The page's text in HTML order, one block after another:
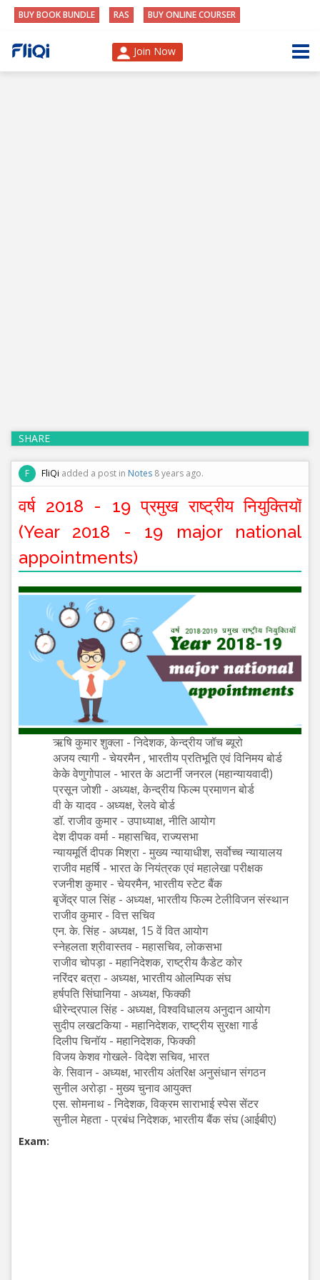
BUY BOOK BUNDLE RAS BUY ONLINE COURSER
Join Now
SHARE
F FliQi added a post in Notes 8 years ago.
वर्ष 2018 - 19 प्रमुख राष्ट्रीय नियुक्तियॉ
(Year 2018 - 19 major national
appointments)
ऋषि कुमार शुक्‍ला - निदेशक, केन्द्रीय जॉच ब्यूरो
अजय त्यागी - चेयरमैन , भारतीय प्रतिभूति एवं विनिमय बोर्ड
केके वेणुगोपाल - भारत के अटार्नी जनरल (महान्यायवादी)
प्रसून जोशी - अध्यक्ष, केन्द्रीय फिल्म प्रमाणन बोर्ड
वी के यादव - अध्यक्ष, रेलवे बोर्ड
डॉ. राजीव कुमार - उपाध्याक्ष, नीति आयोग
देश दीपक वर्मा - महासचिव, राज्यसभा
न्यायमूर्ति दीपक मिश्रा - मुख्य न्यायाधीश, सर्वोच्च न्यायालय
राजीव महर्षि - भारत के नियंत्रक एवं महालेखा परीक्षक
रजनीश कुमार - चेयरमैन, भारतीय स्टेट बैंक
बृजेंद्र पाल सिंह - अध्यक्ष, भारतीय फिल्म टेलीविजन संस्थान
राजीव कुमार - वित्त सचिव
एन. के. सिंह - अध्यक्ष, 15 वें वित आयोग
स्नेहलता श्रीवास्तव - महासचिव, लोकसभा
राजीव चोपड़ा - महानिदेशक, राष्ट्रीय कैडेट कोर
नरिंदर बत्रा - अध्यक्ष, भारतीय ओलम्पिक संघ
हर्षपति सिंघानिया - अध्यक्ष, फिक्की
धीरेन्द्रपाल सिंह - अध्यक्ष, विश्वविधालय अनुदान आयोग
सुदीप लखटकिया - महानिदेशक, राष्ट्रीय सुरक्षा गार्ड
दिलीप चिनॉय - महानिदेशक, फिक्की
विजय केशव गोखले- विदेश सचिव, भारत
के. सिवान - अध्यक्ष, भारतीय अंतरिक्ष अनुसंधान संगठन
सुनील अरोड़ा - मुख्य चुनाव आयुक्त
एस. सोमनाथ - निदेशक, विक्रम साराभाई स्पेस सेंटर
सुनील मेहता - प्रबंध निदेशक, भारतीय बैंक संघ (आईबीए)
Exam: